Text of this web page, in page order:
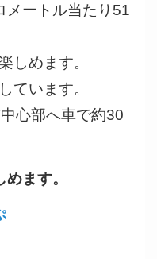
メートル当たり51
しめます。
ています。
心部へ車で約30
ます。